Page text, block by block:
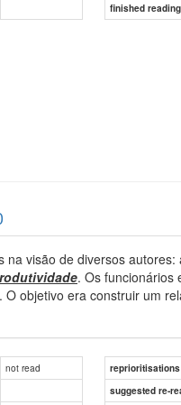
finished
na visão de diversos
. Os
O objetivo era construir um
not read
reprioritisations
suggested re-